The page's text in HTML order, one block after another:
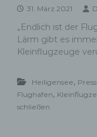
31. März 2021
„Endlich ist der
Lärm gibt es
Kleinflugzeuge
Heiligensee,
Flughafen,
schließen